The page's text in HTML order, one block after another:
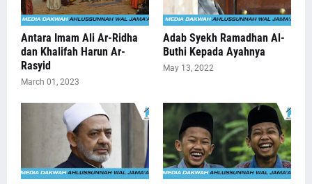
Antara Imam Ali Ar-Ridha
dan Khalifah Harun Ar-
Rasyid
March 01, 2023
Adab Syekh Ramadhan Al-
Buthi Kepada Ayahnya
May 13, 2022